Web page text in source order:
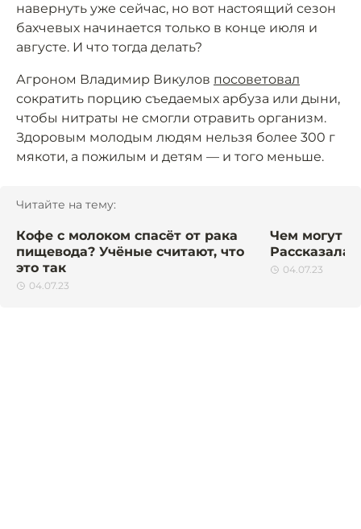
навернуть уже сейчас, но вот настоящий сезон
бахчевых начинается только в конце июля и
августе. И что тогда делать?
Агроном Владимир Викулов посоветовал
сократить порцию съедаемых арбуза или дыни,
чтобы нитраты не смогли отравить организм.
Здоровым молодым людям нельзя более 300 г
мякоти, а пожилым и детям — и того меньше.
Читайте на тему:
Кофе с молоком спасёт от рака
пищевода? Учёные считают, что
это так
04.07.23
Чем могут
Рассказала
04.07.23